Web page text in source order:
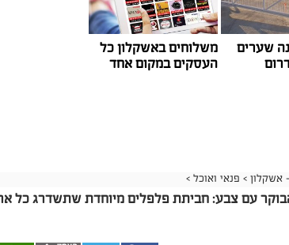
שערים
משלוחים באשקלון כל
העסקים במקום אחד
אשקלון > פנאי ואוכל >
עם צבע: חביתת פלפלים מיוחדת שתשדרג כל